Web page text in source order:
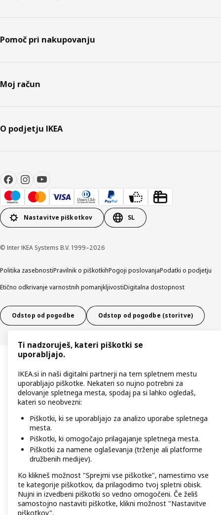
Pomoč pri nakupovanju
Moj račun
O podjetju IKEA
Nastavitve piškotkov SL
© Inter IKEA Systems B.V. 1999–2026
Politika zasebnostiPravilnik o piškotkihPogoji poslovanjaPodatki o podjetju
Etično odkrivanje varnostnih pomanjkljivostiDigitalna dostopnost
Odstop od pogodbe Odstop od pogodbe (storitve)
Ti nadzoruješ, kateri piškotki se
uporabljajo.
IKEA.si in naši digitalni partnerji na tem spletnem mestu
uporabljajo piškotke. Nekateri so nujno potrebni za
delovanje spletnega mesta, spodaj pa si lahko ogledaš,
kateri so neobvezni:
Piškotki, ki se uporabljajo za analizo uporabe spletnega
mesta.
Piškotki, ki omogočajo prilagajanje spletnega mesta.
Piškotki za namene oglaševanja (trženje ali platforme
družbenih medijev).
Ko klikneš možnost "Sprejmi vse piškotke", namestimo vse
te kategorije piškotkov, da prilagodimo tvoj spletni obisk.
Nujni in izvedbeni piškotki so vedno omogočeni. Če želiš
samostojno nastaviti piškotke, klikni možnost "Nastavitve
piškotkov".